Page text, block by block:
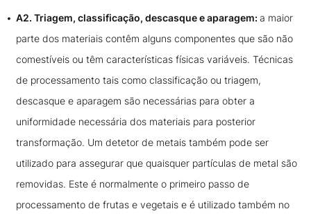
A2. Triagem, classificação, descasque e aparagem: a maior
parte dos materiais contêm alguns componentes que são não
comestíveis ou têm características físicas variáveis. Técnicas
de processamento tais como classificação ou triagem,
descasque e aparagem são necessárias para obter a
uniformidade necessária dos materiais para posterior
transformação. Um detetor de metais também pode ser
utilizado para assegurar que quaisquer partículas de metal são
removidas. Este é normalmente o primeiro passo de
processamento de frutas e vegetais e é utilizado também no